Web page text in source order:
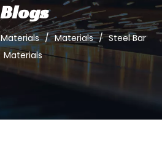
Blogs
Materials / Materials / Steel Bar
Materials